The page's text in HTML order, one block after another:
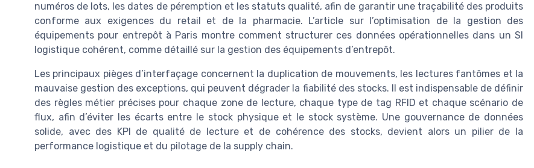
numéros de lots, les dates de péremption et les statuts qualité, afin de garantir une traçabilité des produits
conforme aux exigences du retail et de la pharmacie. L’article sur l’optimisation de la gestion des
équipements pour entrepôt à Paris montre comment structurer ces données opérationnelles dans un SI
logistique cohérent, comme détaillé sur la gestion des équipements d’entrepôt.
Les principaux pièges d’interfaçage concernent la duplication de mouvements, les lectures fantômes et la
mauvaise gestion des exceptions, qui peuvent dégrader la fiabilité des stocks. Il est indispensable de définir
des règles métier précises pour chaque zone de lecture, chaque type de tag RFID et chaque scénario de
flux, afin d’éviter les écarts entre le stock physique et le stock système. Une gouvernance de données
solide, avec des KPI de qualité de lecture et de cohérence des stocks, devient alors un pilier de la
performance logistique et du pilotage de la supply chain.